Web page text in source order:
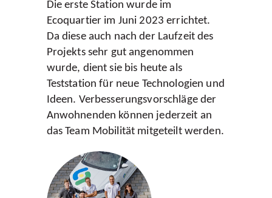
Gebührenanpassung
Abfall
Die erste Station wurde im
Ecoquartier im Juni 2023 errichtet.
Da diese auch nach der Laufzeit des
Projekts sehr gut angenommen
wurde, dient sie bis heute als
Teststation für neue Technologien und
Ideen. Verbesserungsvorschläge der
Anwohnenden können jederzeit an
das Team Mobilität mitgeteilt werden.